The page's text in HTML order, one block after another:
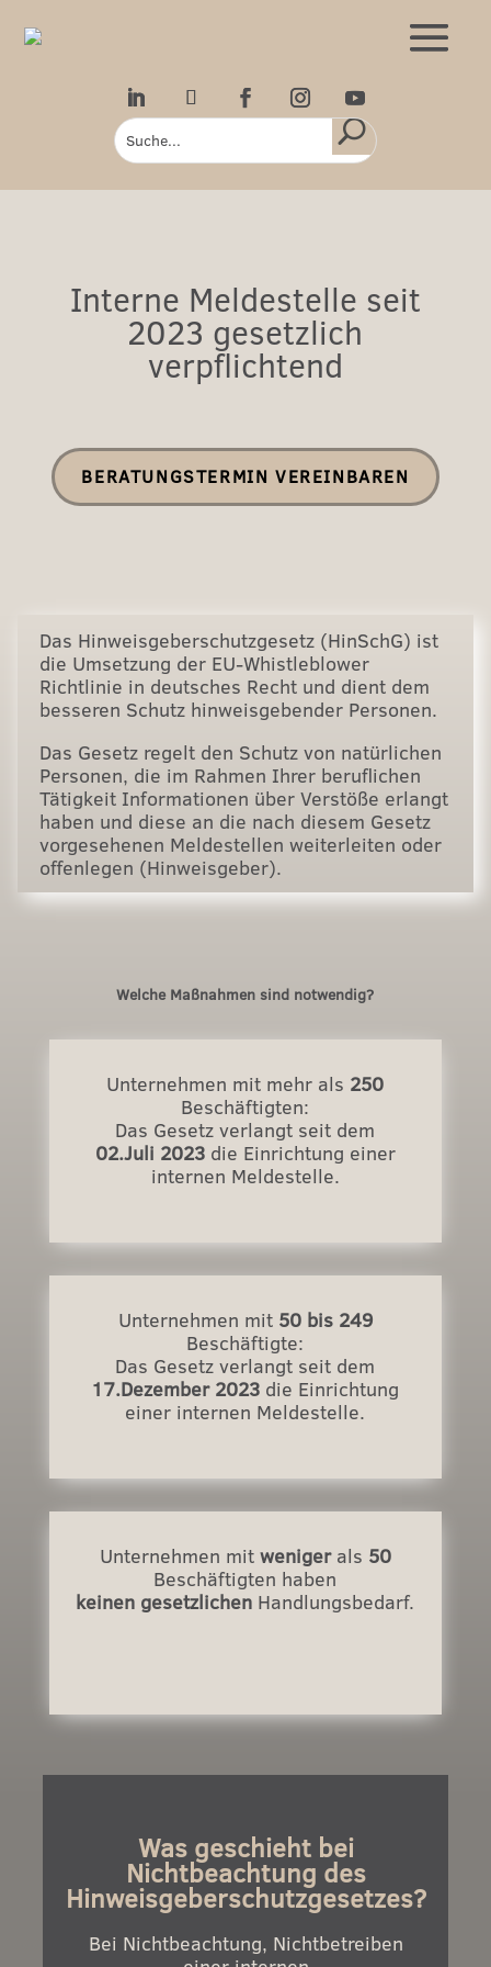
Interne Meldestelle seit
2023 gesetzlich
verpflichtend
BERATUNGSTERMIN VEREINBAREN
Das Hinweisgeberschutzgesetz (HinSchG) ist
die Umsetzung der EU-Whistleblower
Richtlinie in deutsches Recht und dient dem
besseren Schutz hinweisgebender Personen.
Das Gesetz regelt den Schutz von natürlichen
Personen, die im Rahmen Ihrer beruflichen
Tätigkeit Informationen über Verstöße erlangt
haben und diese an die nach diesem Gesetz
vorgesehenen Meldestellen weiterleiten oder
offenlegen (Hinweisgeber).
Welche Maßnahmen sind notwendig?
Unternehmen mit mehr als 250
Beschäftigten:
Das Gesetz verlangt seit dem
02.Juli 2023die Einrichtung einer
internen Meldestelle.
Unternehmen mit 50 bis 249
Beschäftigte:
Das Gesetz verlangt seit dem
17.Dezember 2023 die Einrichtung
einer internen Meldestelle.
Unternehmen mit wenigerals 50
Beschäftigten haben
keinen gesetzlichen Handlungsbedarf.
Was geschieht bei
Nichtbeachtung des
Hinweisgeberschutzgesetzes?
Bei Nichtbeachtung, Nichtbetreiben